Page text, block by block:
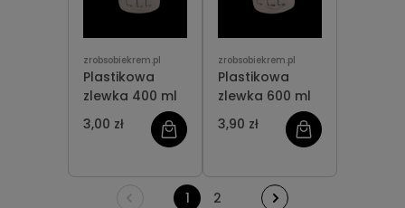
zrobsobiekrem.pl
Plastikowa
zlewka 400 ml
3,00 zł
zrobsobiekrem.pl
Plastikowa
zlewka 600 ml
3,90 zł
1 2